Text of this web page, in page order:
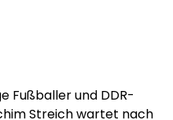
Fußballer und DDR-
Streich wartet nach